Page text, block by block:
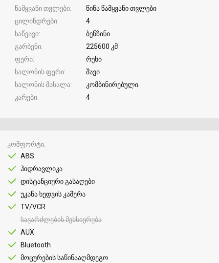
წამყვანი თვლები
წინა წამყვანი თვლები
ცილინდრები
4
საწვავი
ბენზინი
გარბენი
225600 კმ
ფერი
რუხი
სალონის ფერი
შავი
სალონის მასალა
კომბინირებული
კარები
4
კომფორტი
ABS
ჰიდრავლიკა
დისტანციური გასაღები
უკანა ხედვის კამერა
TV/VCR
სავარძლების მეხსიერება
AUX
Bluetooth
მოცურების საწინააღმდეგო